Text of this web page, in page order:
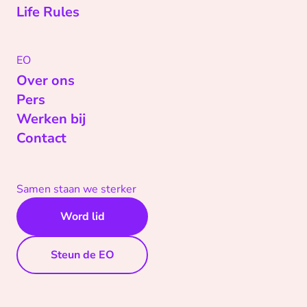
Life Rules
EO
Over ons
Pers
Werken bij
Contact
Samen staan we sterker
Word lid
Steun de EO